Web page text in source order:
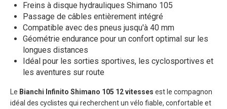
Freins à disque hydrauliques Shimano 105
Passage de câbles entièrement intégré
Compatible avec des pneus jusqu'à 40 mm
Géométrie endurance pour un confort optimal sur les
longues distances
Idéal pour les sorties sportives, les cyclosportives et
les aventures sur route
Le Bianchi Infinito Shimano 105 12 vitesses est le compagnon
idéal des cyclistes qui recherchent un vélo fiable, confortable et